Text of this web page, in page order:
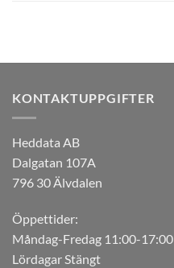
KONTAKTUPPGIFTER
Heddata AB
Dalgatan 107A
796 30 Älvdalen
Öppettider:
Måndag-Fredag 11:00-17:00
Lördagar Stängt